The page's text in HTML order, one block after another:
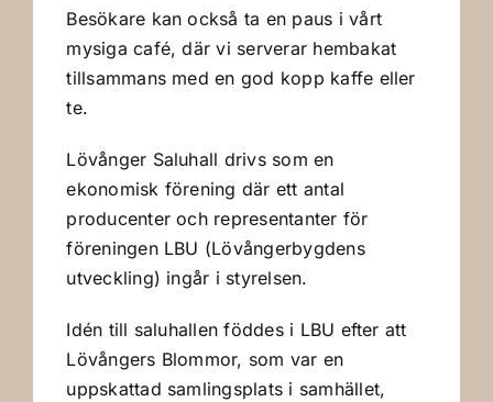
Besökare kan också ta en paus i vårt
mysiga café, där vi serverar hembakat
tillsammans med en god kopp kaffe eller
te.
Lövånger Saluhall drivs som en
ekonomisk förening där ett antal
producenter och representanter för
föreningen LBU (Lövångerbygdens
utveckling) ingår i styrelsen.
Idén till saluhallen föddes i LBU efter att
Lövångers Blommor, som var en
uppskattad samlingsplats i samhället,